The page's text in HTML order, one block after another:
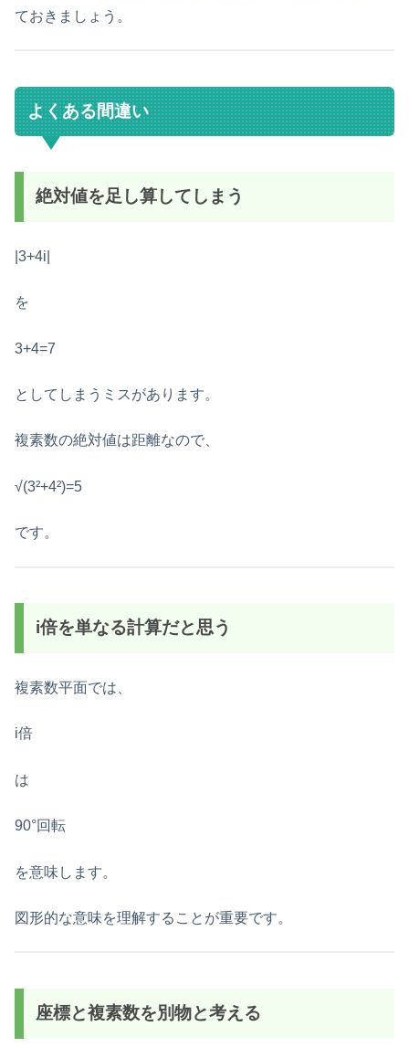
ておきましょう。
よくある間違い
絶対値を足し算してしまう
|3+4i|
を
3+4=7
としてしまうミスがあります。
複素数の絶対値は距離なので、
√(3²+4²)=5
です。
i倍を単なる計算だと思う
複素数平面では、
i倍
は
90°回転
を意味します。
図形的な意味を理解することが重要です。
座標と複素数を別物と考える